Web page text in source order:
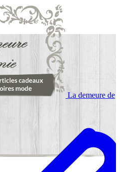
La demeure de